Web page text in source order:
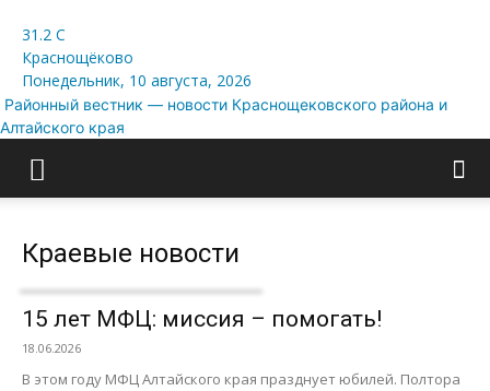
31.2 C
Краснощёково
Понедельник, 10 августа, 2026
Районный вестник — новости Краснощековского района и
Алтайского края
Краевые новости
15 лет МФЦ: миссия – помогать!
18.06.2026
В этом году МФЦ Алтайского края празднует юбилей. Полтора